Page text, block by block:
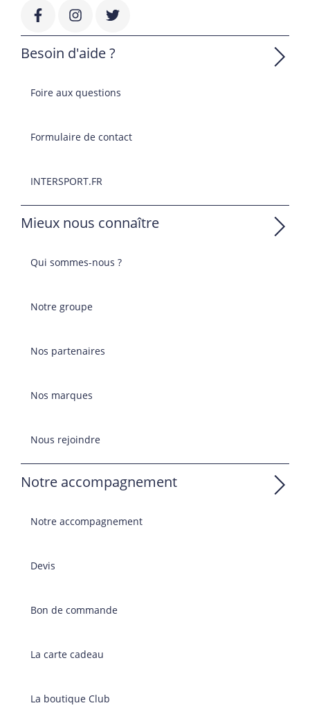
Besoin d'aide ?
Foire aux questions
Formulaire de contact
INTERSPORT.FR
Mieux nous connaître
Qui sommes-nous ?
Notre groupe
Nos partenaires
Nos marques
Nous rejoindre
Notre accompagnement
Notre accompagnement
Devis
Bon de commande
La carte cadeau
La boutique Club